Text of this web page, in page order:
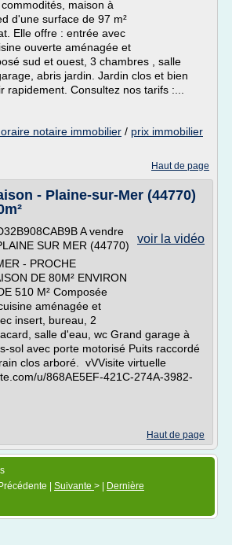
maison à
d'une surface de 97 m²
Elle offre : entrée avec
ouverte aménagée et
sud et ouest, 3 chambres , salle
abris jardin. Jardin clos et bien
rapidement. Consultez nos tarifs :...
notaire immobilier / prix immobilier
Haut de page
- Plaine-sur-Mer (44770)
voir la vidéo
A vendre
SUR MER (44770)
- PROCHE
DE 80M² ENVIRON
510 M² Composée
aménagée et
insert, bureau, 2
salle d'eau, wc Grand garage à
sol avec porte motorisé Puits raccordé
clos arboré. vVVisite virtuelle
u/868AE5EF-421C-274A-3982-
Haut de page
| Suivante > |
Dernière